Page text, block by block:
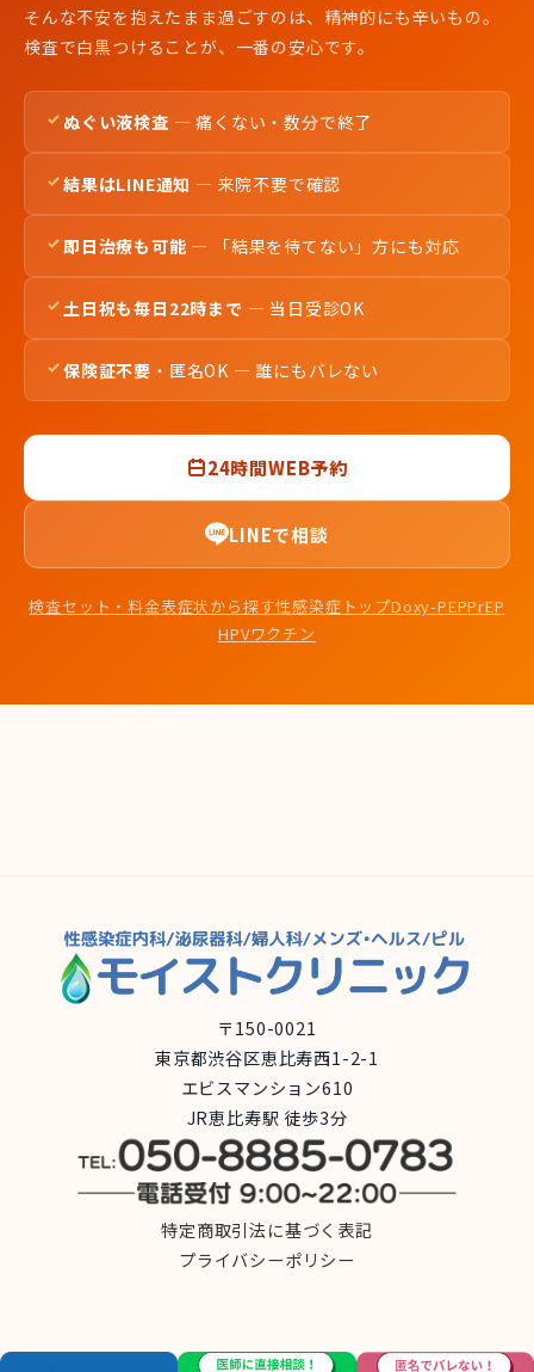
そんな不安を抱えたまま過ごすのは、精神的にも辛いもの。
検査で白黒つけることが、一番の安心です。
ぬぐい液検査 — 痛くない・数分で終了
結果はLINE通知 — 来院不要で確認
即日治療も可能— 「結果を待てない」方にも対応
土日祝も毎日22時まで — 当日受診OK
保険証不要 ・匿名OK — 誰にもバレない
24時間WEB予約
LINEで相談
検査セット・料金表症状から探す性感染症トップDoxy-PEPPrEP
HPVワクチン
〒150-0021
東京都渋谷区恵比寿西1-2-1
エビスマンション610
JR恵比寿駅 徒歩3分
特定商取引法に基づく表記
プライバシーポリシー